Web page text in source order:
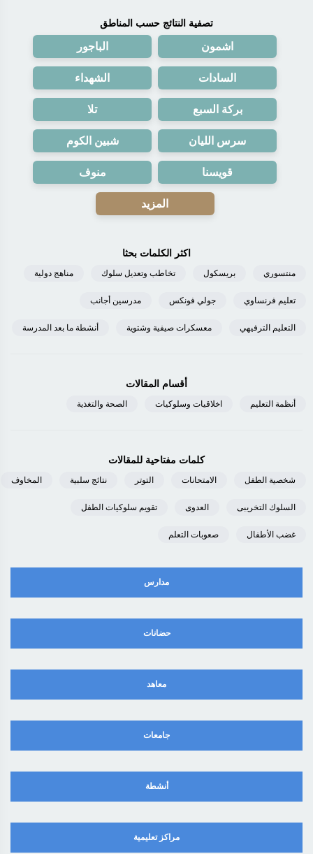
تصفية النتائج حسب المناطق
اشمون الباجور
السادات الشهداء
بركة السبع تلا
سرس الليان شبين الكوم
قويسنا منوف
المزيد
اكثر الكلمات بحثا
منتسوري بريسكول تخاطب وتعديل سلوك مناهج دولية
تعليم فرنساوي جولي فونكس مدرسين أجانب
التعليم الترفيهي معسكرات صيفية وشتوية أنشطة ما بعد المدرسة
أقسام المقالات
أنظمة التعليم اخلاقيات وسلوكيات الصحة والتغذية
كلمات مفتاحية للمقالات
شخصية الطفل الامتحانات التوتر نتائج سلبية المخاوف
السلوك التخريبى العدوى تقويم سلوكيات الطفل
غضب الأطفال صعوبات التعلم
مدارس
حضانات
معاهد
جامعات
أنشطة
مراكز تعليمية